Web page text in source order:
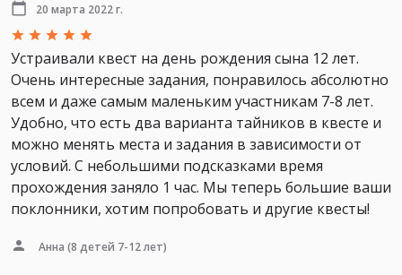
20 марта 2022 г.
Устраивали квест на день рождения сына 12 лет.
Очень интересные задания, понравилось абсолютно
всем и даже самым маленьким участникам 7-8 лет.
Удобно, что есть два варианта тайников в квесте и
можно менять места и задания в зависимости от
условий. С небольшими подсказками время
прохождения заняло 1 час. Мы теперь большие ваши
поклонники, хотим попробовать и другие квесты!
Анна (8 детей 7-12 лет)